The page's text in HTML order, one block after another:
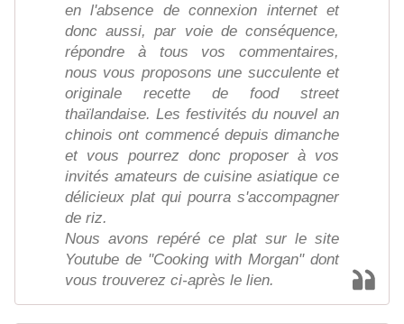
en l'absence de connexion internet et
donc aussi, par voie de conséquence,
répondre à tous vos commentaires,
nous vous proposons une succulente et
originale recette de food street
thaïlandaise. Les festivités du nouvel an
chinois ont commencé depuis dimanche
et vous pourrez donc proposer à vos
invités amateurs de cuisine asiatique ce
délicieux plat qui pourra s'accompagner
de riz.
Nous avons repéré ce plat sur le site
Youtube de "Cooking with Morgan" dont
vous trouverez ci-après le lien.